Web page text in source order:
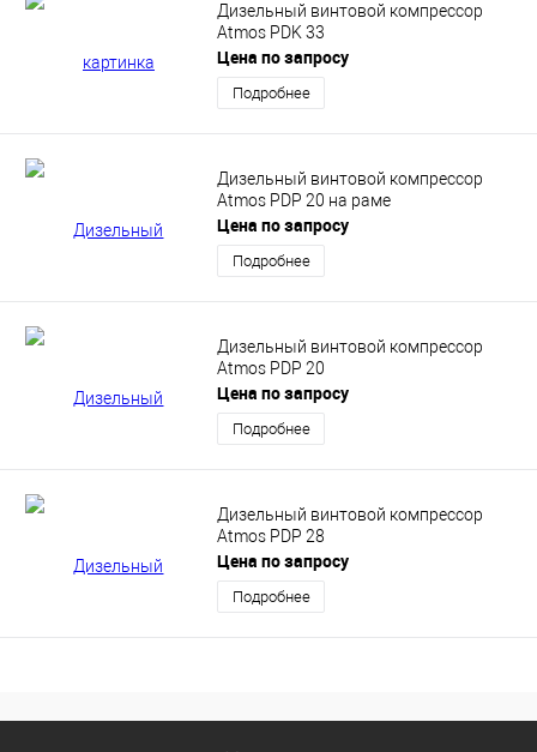
Дизельный винтовой компрессор
Atmos PDK 33
Цена по запросу
Подробнее
Дизельный винтовой компрессор
Atmos PDP 20 на раме
Цена по запросу
Подробнее
Дизельный винтовой компрессор
Atmos PDP 20
Цена по запросу
Подробнее
Дизельный винтовой компрессор
Atmos PDP 28
Цена по запросу
Подробнее